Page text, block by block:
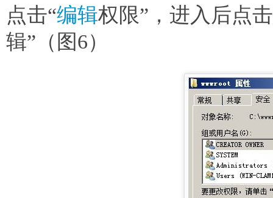
点击“编辑权限”，进入后点
辑”（图6）